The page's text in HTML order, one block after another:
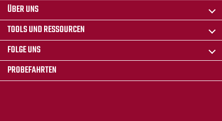
ÜBER UNS
TOOLS UND RESSOURCEN
FOLGE UNS
PROBEFAHRTEN